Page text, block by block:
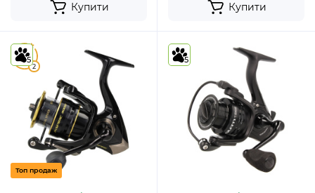
Купити Купити
5
2
5
Топ продаж
5